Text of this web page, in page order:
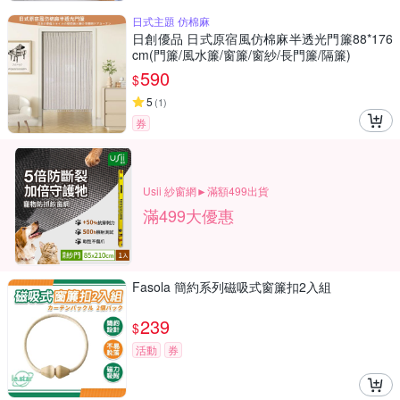
日式主題 仿棉麻
日創優品 日式原宿風仿棉麻半透光門簾88*176
cm(門簾/風水簾/窗簾/窗紗/長門簾/隔簾)
$590
5 (1)
券
Usii 紗窗網►滿額499出貨
滿499大優惠
Fasola 簡約系列磁吸式窗簾扣2入組
$239
活動 券